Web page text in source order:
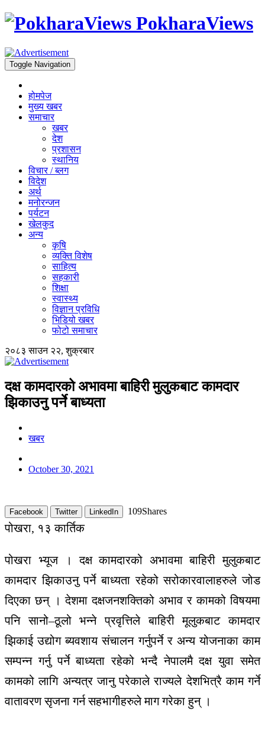
PokharaViews
Toggle Navigation
होमपेज
मुख्य खबर
समाचार
खबर
देश
प्रशासन
स्थानिय
विचार / ब्लग
विदेश
अर्थ
मनोरन्जन
पर्यटन
खेलकुद
अन्य
कृषि
व्यक्ति विशेष
साहित्य
सहकारी
शिक्षा
स्वास्थ्य
विज्ञान प्रविधि
भिडियो खबर
फोटो समाचार
२०८३ साउन २२, शुक्रबार
दक्ष कामदारको अभावमा बाहिरी मुलुकबाट कामदार
झिकाउनु पर्ने बाध्यता
खबर
October 30, 2021
Facebook Twitter LinkedIn 109Shares
पोखरा, १३ कार्तिक
पोखरा भ्यूज । दक्ष कामदारको अभावमा बाहिरी मुलुकबाट
कामदार झिकाउनु पर्ने बाध्यता रहेको सरोकारवालाहरुले जोड
दिएका छन् । देशमा दक्षजनशक्तिको अभाव र कामको विषयमा
पनि
सानो–ठूलो भन्ने प्रवृत्तिले बाहिरी मूलुकबाट
कामदार
झिकाई उद्योग ब्यवशाय संचालन गर्नुपर्ने र अन्य योजनाका काम
सम्पन्न गर्नु पर्ने बाध्यता रहेको भन्दै नेपालमै दक्ष युवा समेत
कामको लागि अन्यत्र जानु परेकाले राज्यले देशभित्रै काम गर्ने
वातावरण सृजना गर्न सहभागीहरुले माग गरेका हुन् ।